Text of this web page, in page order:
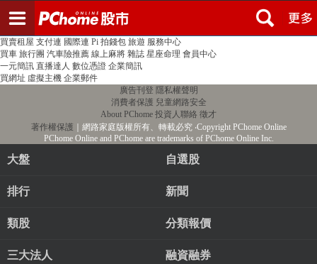
PChome首頁 線上購物 24h購物 書店
買賣租屋 支付連 國際連 Pi 拍錢包 旅遊 服務中心
買車 旅行團 汽車險推薦 線上麻將 雜誌 星座命理 會員中心
一元簡訊 直播達人 數位憑證 企業簡訊
買網址 虛擬主機 企業郵件
廣告刊登 隱私權聲明
消費者保護 兒童網路安全
About PChome 投資人聯絡 徵才
著作權保護 ｜網路家庭版權所有、轉載必究‧Copyright PChome Online
PChome Online and PChome are trademarks of PChome Online Inc.
大盤 自選股
排行 新聞
類股 分類報價
三大法人 融資融券